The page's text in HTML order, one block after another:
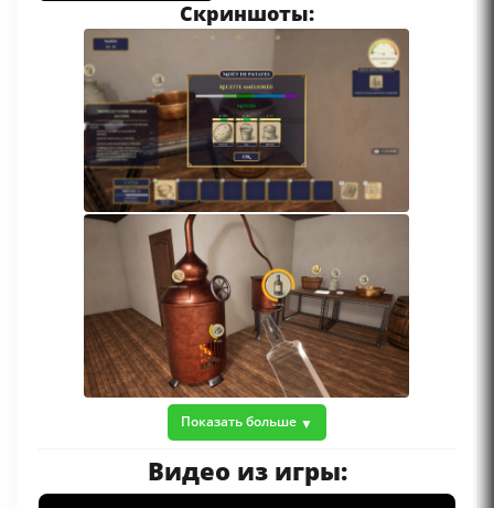
Скриншоты:
Показать больше
Видео из игры: